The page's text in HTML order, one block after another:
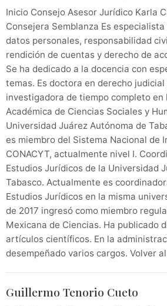
Inicio Consejo Asesor Jurídico Karla
Consejera Semblanza Es
datos personales, responsabilidad
rendición de cuentas y derecho de
Se ha dedicado a la docencia con
temas. Es doctora en derecho
investigadora de tiempo completo en
Académica de Ciencias Sociales y
Universidad Juárez Autónoma de
es miembro del Sistema Nacional de
CONACYT, actualmente nivel I.
Estudios Jurídicos de la Universidad
Tabasco. Actualmente es
Estudios Jurídicos en la misma
de 2017 ingresó como miembro
Mexicana de Ciencias. Ha publicado
artículos científicos. En la
desempeñado varios cargos. Volver
Guillermo Tenorio Cueto